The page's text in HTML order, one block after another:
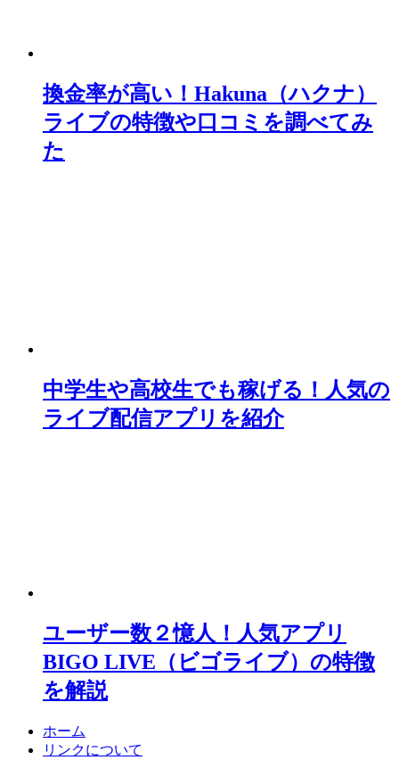
換金率が高い！Hakuna（ハクナ）
ライブの特徴や口コミを調べてみ
た
中学生や高校生でも稼げる！人気の
ライブ配信アプリを紹介
ユーザー数２憶人！人気アプリ
BIGO LIVE（ビゴライブ）の特徴
を解説
ホーム
リンクについて